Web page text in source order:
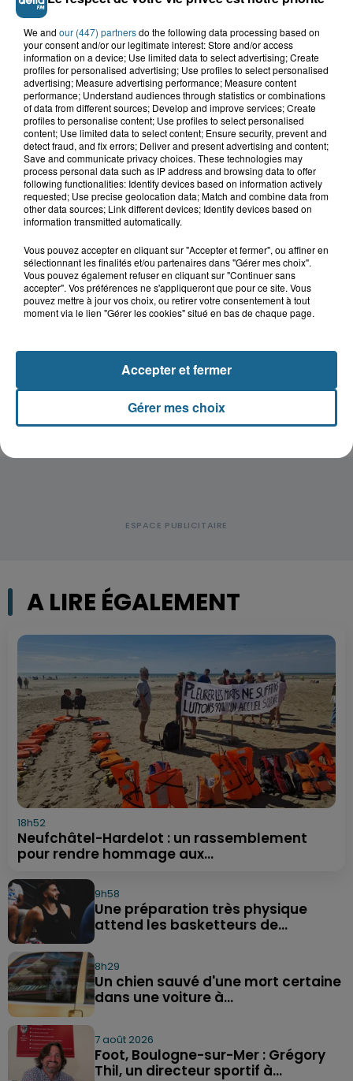
Saint-Omer : un enfant gravement brûlé
après l'explosion d'un jouet...
Hazebrouck : victime d'un accident,
Lucas s'en est allé brutalement...
Valérie, 46 ans, portée disparue
depuis mardi à Dunkerque, sa...
Disparition inquiétante à Cappelle-
la-Grande : Michael, 41 ans...
A LIRE ÉGALEMENT
18h52
Neufchâtel-Hardelot : un rassemblement
pour rendre hommage aux...
9h58
Une préparation très physique
attend les basketteurs de...
8h29
Un chien sauvé d'une mort certaine
dans une voiture à...
7 août 2026
Foot, Boulogne-sur-Mer : Grégory
Thil, un directeur sportif à...
We and our (447) partnersdo the following data processing based on
your consent and/or our legitimate interest: Store and/or access
information on a device; Use limited data to select advertising; Create
profiles for personalised advertising; Use profiles to select personalised
advertising; Measure advertising performance; Measure content
performance; Understand audiences through statistics or combinations
of data from different sources; Develop and improve services; Create
profiles to personalise content; Use profiles to select personalised
content; Use limited data to select content; Ensure security, prevent and
detect fraud, and fix errors; Deliver and present advertising and content;
Save and communicate privacy choices. These technologies may
process personal data such as IP address and browsing data to offer
following functionalities: Identify devices based on information actively
requested; Use precise geolocation data; Match and combine data from
other data sources; Link different devices; Identify devices based on
information transmitted automatically.
Vous pouvez accepter en cliquant sur "Accepter et fermer", ou affiner en
sélectionnant les finalités et/ou partenaires dans "Gérer mes choix".
Vous pouvez également refuser en cliquant sur "Continuer sans
accepter". Vos préférences ne s'appliqueront que pour ce site. Vous
pouvez mettre à jour vos choix, ou retirer votre consentement à tout
moment via le lien "Gérer les cookies" situé en bas de chaque page.
Gérer mes choix
Accepter et fermer